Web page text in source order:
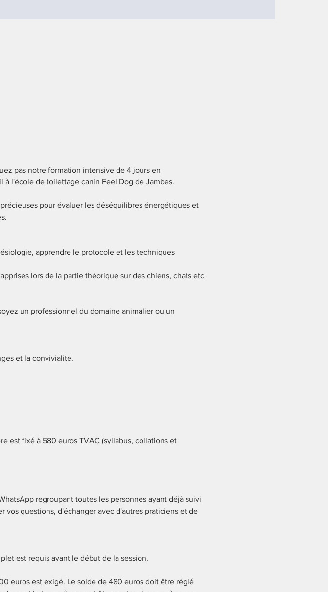
pas notre formation intensive de 4 jours en
à l'école de toilettage canin Feel Dog de Jambes.
pour évaluer les déséquilibres énergétiques et
apprendre le protocole et les techniques
lors de la partie théorique sur des chiens, chats etc
un professionnel du domaine animalier ou un
et la convivialité.
est fixé à 580 euros TVAC (syllabus, collations et
regroupant toutes les personnes ayant déjà suivi
vos questions, d'échanger avec d'autres praticiens et de
est requis avant le début de la session.
euros est exigé. Le solde de 480 euros doit être réglé